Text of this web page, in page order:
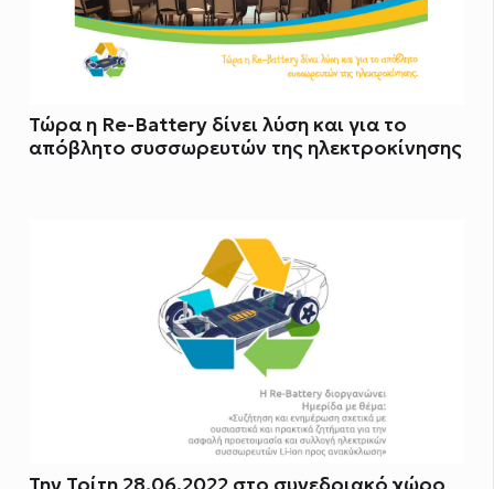
Τώρα η Re-Battery δίνει λύση και για το
απόβλητο συσσωρευτών της ηλεκτροκίνησης